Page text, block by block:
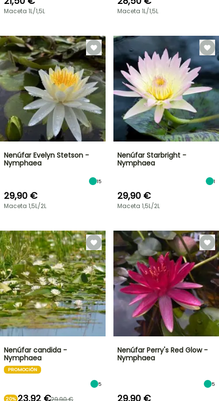
Maceta 1L/1,5L Maceta 1L/1,5L
Nenúfar Evelyn Stetson -
Nymphaea
15
29,90 €
Maceta 1,5L/2L
Nenúfar Starbright -
Nymphaea
1
29,90 €
Maceta 1,5L/2L
Nenúfar candida -
Nymphaea
PROMOCIÓN
5
20% 23,92 €29,90 €
Nenúfar Perry's Red Glow -
Nymphaea
5
29,90 €